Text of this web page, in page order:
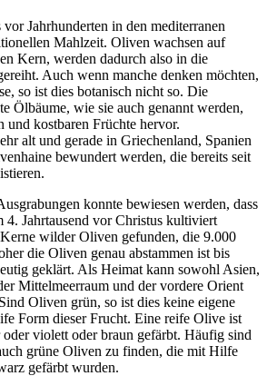
Jahrhunderten in den mediterranen
Mahlzeit. Oliven wachsen auf
Kern, werden dadurch also in die
Auch wenn manche denken möchten,
so ist dies botanisch nicht so. Die
Ölbäume, wie sie auch genannt werden,
und kostbaren Früchte hervor.
alt und gerade in Griechenland, Spanien
bewundert werden, die bereits seit
konnte bewiesen werden, dass
4. Jahrtausend vor Christus kultiviert
wilder Oliven gefunden, die 9.000
die Oliven genau abstammen ist bis
geklärt. Als Heimat kann sowohl Asien,
Mittelmeerraum und der vordere Orient
Oliven grün, so ist dies keine eigene
Form dieser Frucht. Eine reife Olive ist
violett oder braun gefärbt. Häufig sind
grüne Oliven zu finden, die mit Hilfe
gefärbt wurden.